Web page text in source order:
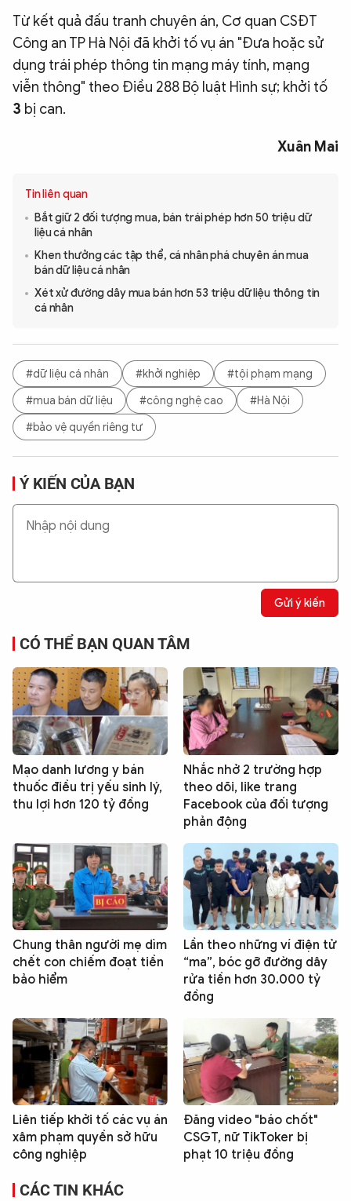
Từ kết quả đấu tranh chuyên án, Cơ quan CSĐT
Công an TP Hà Nội đã khởi tố vụ án "Đưa hoặc sử
dụng trái phép thông tin mạng máy tính, mạng
viễn thông" theo Điều 288 Bộ luật Hình sự; khởi tố
3 bị can.
Xuân Mai
Tin liên quan
Bắt giữ 2 đối tượng mua, bán trái phép hơn 50 triệu dữ
liệu cá nhân
Khen thưởng các tập thể, cá nhân phá chuyên án mua
bán dữ liệu cá nhân
Xét xử đường dây mua bán hơn 53 triệu dữ liệu thông tin
cá nhân
#dữ liệu cá nhân #khởi nghiệp
#tội phạm mạng
#mua bán dữ liệu
#công nghệ cao
#Hà Nội
#bảo vệ quyền riêng tư
Ý KIẾN CỦA BẠN
Gửi ý kiến
CÓ THỂ BẠN QUAN TÂM
Mạo danh lương y bán
thuốc điều trị yếu sinh lý,
thu lợi hơn 120 tỷ đồng
Nhắc nhở 2 trường hợp
theo dõi, like trang
Facebook của đối tượng
phản động
Chung thân người mẹ dìm
chết con chiếm đoạt tiền
bảo hiểm
Lần theo những ví điện tử
“ma”, bóc gỡ đường dây
rửa tiền hơn 30.000 tỷ
đồng
Liên tiếp khởi tố các vụ án
xâm phạm quyền sở hữu
công nghiệp
Đăng video "báo chốt"
CSGT, nữ TikToker bị
phạt 10 triệu đồng
CÁC TIN KHÁC